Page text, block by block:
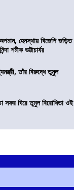
হেনস্থায় বিজেপি জড়িত
শমীক ভট্টাচার্যর
তাঁর বিরুদ্ধে তুমুল
সফর ঘিরে তুমুল বিরোধিতা ওই